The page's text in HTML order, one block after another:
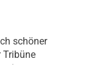
schöner
Tribüne